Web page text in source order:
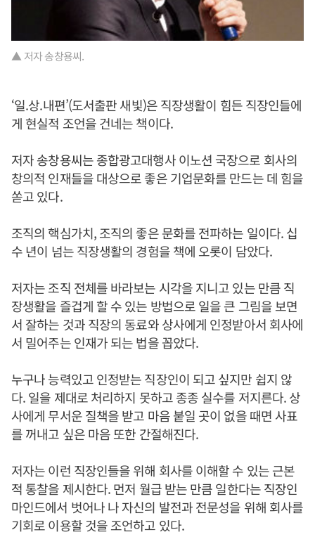
▲ 저자 송창용씨.
‘일.상.내편’(도서출판 새빛)은 직장생활이 힘든 직장인들에
게 현실적 조언을 건네는 책이다.
저자 송창용씨는 종합광고대행사 이노션 국장으로 회사의
창의적 인재들을 대상으로 좋은 기업문화를 만드는 데 힘을
쏟고 있다.
조직의 핵심가치, 조직의 좋은 문화를 전파하는 일이다. 십
수 년이 넘는 직장생활의 경험을 책에 오롯이 담았다.
저자는 조직 전체를 바라보는 시각을 지니고 있는 만큼 직
장생활을 즐겁게 할 수 있는 방법으로 일을 큰 그림을 보면
서 잘하는 것과 직장의 동료와 상사에게 인정받아서 회사에
서 밀어주는 인재가 되는 법을 꼽았다.
누구나 능력있고 인정받는 직장인이 되고 싶지만 쉽지 않
다. 일을 제대로 처리하지 못하고 종종 실수를 저지른다. 상
사에게 무서운 질책을 받고 마음 붙일 곳이 없을 때면 사표
를 꺼내고 싶은 마음 또한 간절해진다.
저자는 이런 직장인들을 위해 회사를 이해할 수 있는 근본
적 통찰을 제시한다. 먼저 월급 받는 만큼 일한다는 직장인
마인드에서 벗어나 나 자신의 발전과 전문성을 위해 회사를
기회로 이용할 것을 조언하고 있다.